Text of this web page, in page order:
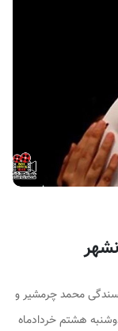
به نویسندگی محمد چرمشیر و
هشتم خردادماه